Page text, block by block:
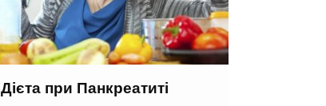
Дієта при Панкреатиті